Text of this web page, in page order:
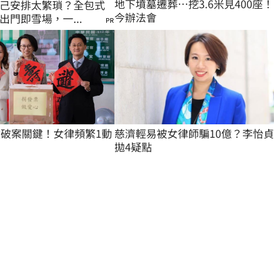
安排太繁瑣？全包式
門即雪場，一...
PR
地下墳墓遷葬…挖3.6米見400座！
今辦法會
案關鍵！女律頻繁1動 慈濟輕易被女律師騙10億？李怡貞
拋4疑點